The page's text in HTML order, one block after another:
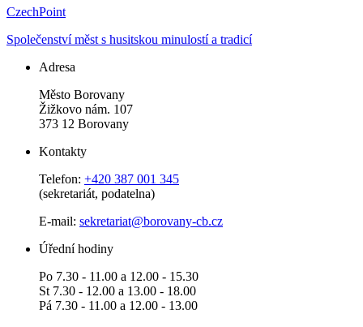
CzechPoint
Společenství měst s husitskou minulostí a tradicí
Adresa
Město Borovany
Žižkovo nám. 107
373 12 Borovany
Kontakty
Telefon: +420 387 001 345
(sekretariát, podatelna)
E-mail: sekretariat@borovany-cb.cz
Úřední hodiny
Po 7.30 - 11.00 a 12.00 - 15.30
St 7.30 - 12.00 a 13.00 - 18.00
Pá 7.30 - 11.00 a 12.00 - 13.00